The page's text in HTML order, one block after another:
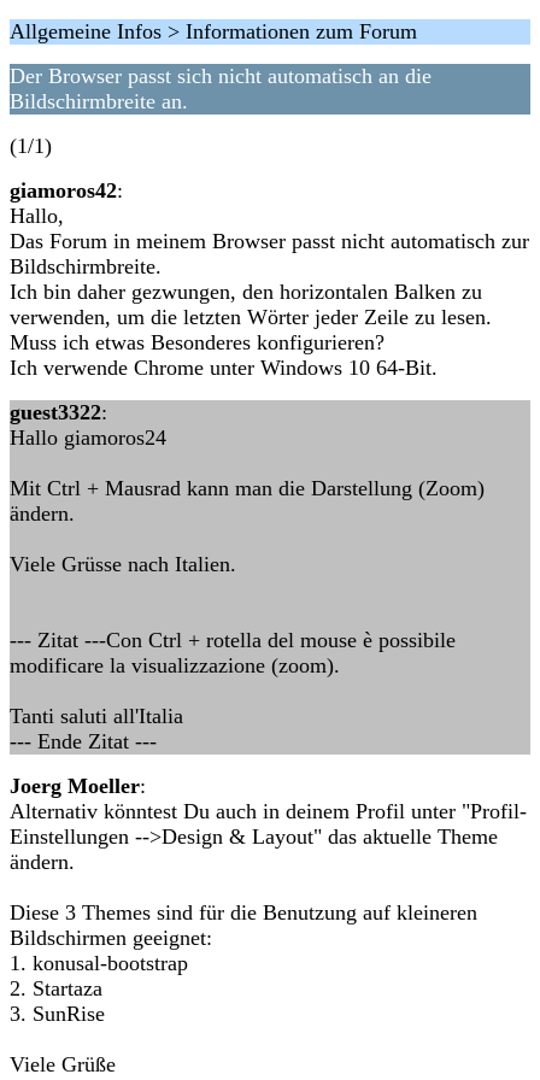
Allgemeine Infos > Informationen zum Forum
Der Browser passt sich nicht automatisch an die
Bildschirmbreite an.
(1/1)
giamoros42:
Hallo,
Das Forum in meinem Browser passt nicht automatisch zur
Bildschirmbreite.
Ich bin daher gezwungen, den horizontalen Balken zu
verwenden, um die letzten Wörter jeder Zeile zu lesen.
Muss ich etwas Besonderes konfigurieren?
Ich verwende Chrome unter Windows 10 64-Bit.
guest3322:
Hallo giamoros24
Mit Ctrl + Mausrad kann man die Darstellung (Zoom)
ändern.
Viele Grüsse nach Italien.
--- Zitat ---Con Ctrl + rotella del mouse è possibile
modificare la visualizzazione (zoom).
Tanti saluti all'Italia
--- Ende Zitat ---
Joerg Moeller:
Alternativ könntest Du auch in deinem Profil unter "Profil-
Einstellungen -->Design & Layout" das aktuelle Theme
ändern.
Diese 3 Themes sind für die Benutzung auf kleineren
Bildschirmen geeignet:
1. konusal-bootstrap
2. Startaza
3. SunRise
Viele Grüße